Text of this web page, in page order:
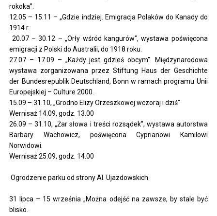
rokoka”.
12.05 – 15.11 – „Gdzie indziej. Emigracja Polaków do Kanady do
1914 r.
20.07 – 30.12 – „Orły wśród kangurów”, wystawa poświęcona
emigracji z Polski do Australii, do 1918 roku.
27.07 – 17.09 – „Każdy jest gdzieś obcym”. Międzynarodowa
wystawa zorganizowana przez Stiftung Haus der Geschichte
der Bundesrepublik Deutschland, Bonn w ramach programu Unii
Europejskiej – Culture 2000.
15.09 – 31.10, „Grodno Elizy Orzeszkowej wczoraj i dziś”
Wernisaż 14.09, godz. 13.00
26.09 – 31.10, „Żar słowa i treści rozsądek”, wystawa autorstwa
Barbary Wachowicz, poświęcona Cyprianowi Kamilowi
Norwidowi.
Wernisaż 25.09, godz. 14.00
Ogrodzenie parku od strony Al. Ujazdowskich
31 lipca – 15 września „Można odejść na zawsze, by stale być
blisko.